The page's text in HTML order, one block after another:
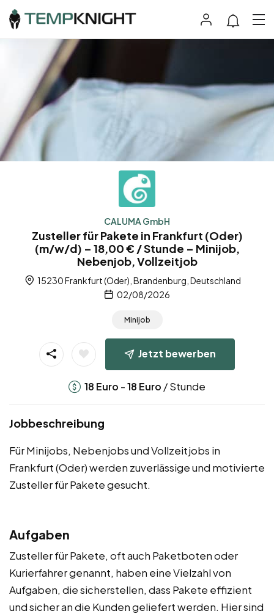
CALUMA GmbH
Zusteller für Pakete in Frankfurt (Oder)
(m/w/d) – 18,00 € / Stunde – Minijob,
Nebenjob, Vollzeitjob
15230 Frankfurt (Oder), Brandenburg, Deutschland
02/08/2026
Minijob
Jetzt bewerben
18 Euro -18 Euro / Stunde
Jobbeschreibung
Für Minijobs, Nebenjobs und Vollzeitjobs in
Frankfurt (Oder) werden zuverlässige und motivierte
Zusteller für Pakete gesucht.
Aufgaben
Zusteller für Pakete, oft auch Paketboten oder
Kurierfahrer genannt, haben eine Vielzahl von
Aufgaben, die sicherstellen, dass Pakete effizient
und sicher an die Kunden geliefert werden. Hier sind